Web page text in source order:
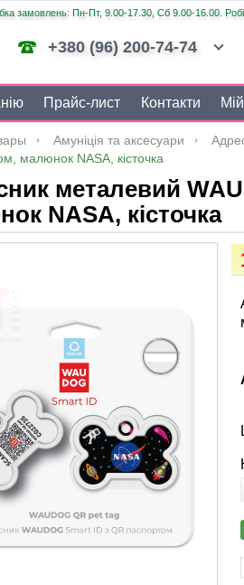
замовлень: Пн-Пт, 9.00-17.30, Сб 9.00-16.00.
+380 (96) 200-74-74
Прайс-лист Контакти
Амуніція та аксесуари
малюнок NASA, кісточка
металевий
NASA, кісточка